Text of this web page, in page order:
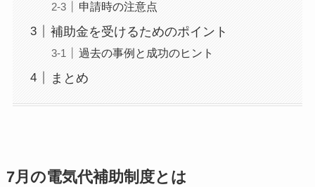
申請時の注意点
補助金を受けるためのポイント
過去の事例と成功のヒント
まとめ
7月の電気代補助制度とは